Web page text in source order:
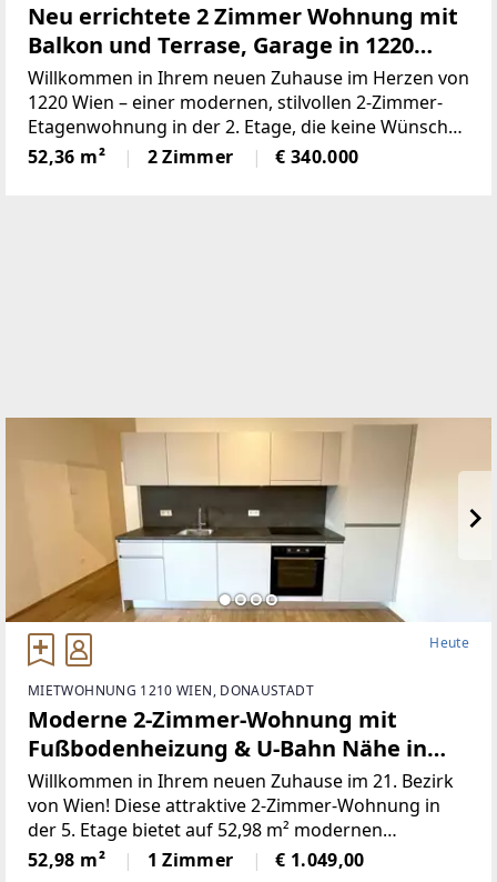
Neu errichtete 2 Zimmer Wohnung mit
Balkon und Terrase, Garage in 1220
Wien mit klimaaktiv Bronze Zertifikat
Willkommen in Ihrem neuen Zuhause im Herzen von
1220 Wien – einer modernen, stilvollen 2-Zimmer-
Etagenwohnung in der 2. Etage, die keine Wünsche
offenlässt. Mit einer Wohnfläche von 52,36 m² bietet
diese Immobilie den perfekten Raum für Singles,
52,36 m² 2 Zimmer € 340.000
Heute
MIETWOHNUNG 1210 WIEN, DONAUSTADT
Moderne 2-Zimmer-Wohnung mit
Fußbodenheizung & U-Bahn Nähe in
1210 Wien, 52,98 m²!
Willkommen in Ihrem neuen Zuhause im 21. Bezirk
von Wien! Diese attraktive 2-Zimmer-Wohnung in
der 5. Etage bietet auf 52,98 m² modernen
Wohnkomfort und eine durchdachte
52,98 m² 1 Zimmer € 1.049,00